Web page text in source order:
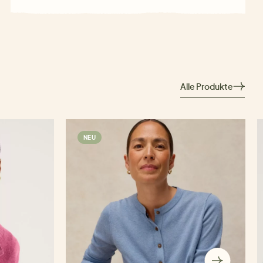
Alle Produkte
NEU